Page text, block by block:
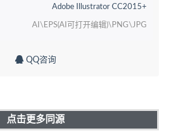
Adobe Illustrator CC2015+
AI\EPS(AI可打开编辑)\PNG\JPG
QQ咨询
点击更多同源